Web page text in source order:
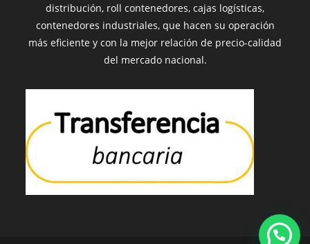
distribución, roll contenedores, cajas logísticas,
contenedores industriales, que hacen su operación
más eficiente y con la mejor relación de precio-calidad
del mercado nacional.